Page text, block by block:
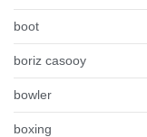
boot
boriz casooy
bowler
boxing